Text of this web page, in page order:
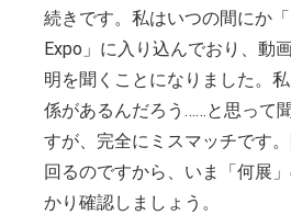
続きです。私はいつの間にか
Expo」に入り込んでおり、動
明を聞くことになりました。
係があるんだろう……と思って
すが、完全にミスマッチです
回るのですから、いま「何展
かり確認しましょう。